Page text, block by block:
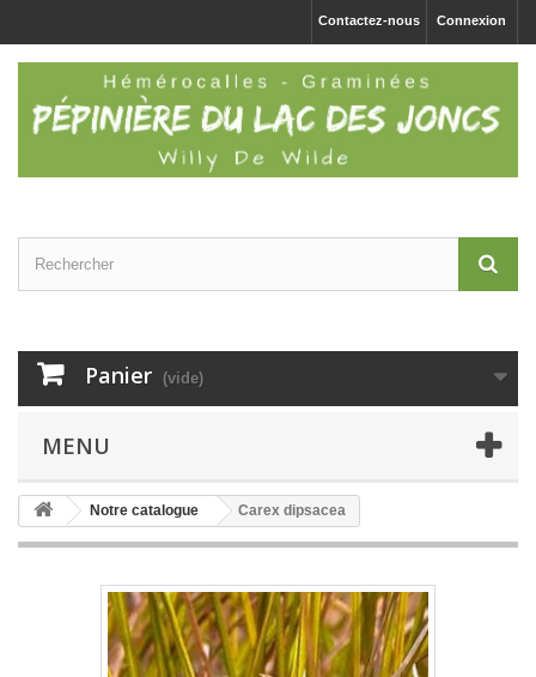
Connexion
Contactez-nous
Panier (vide)
MENU
Notre catalogue Carex dipsacea